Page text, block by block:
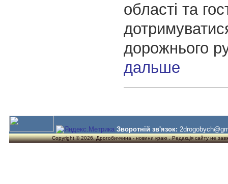
області та
дорожнього
дальше
Зворотній зв'язок:
Copyright © 2026. Дрогобиччина - новини краю . Редакція сайту не